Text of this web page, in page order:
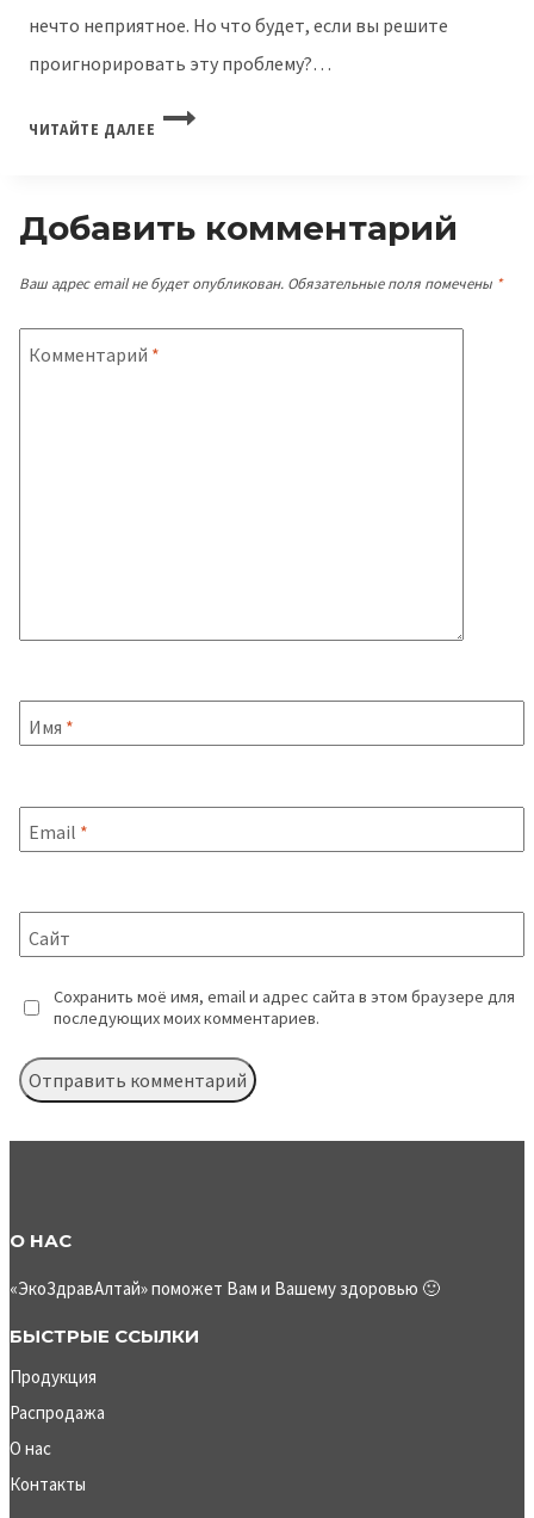
нечто неприятное. Но что будет, если вы решите
проигнорировать эту проблему?…
ЧИТАЙТЕ ДАЛЕЕ
ЗУД
СИГНАЛЫ
ПРОБЛЕМАХ
ГРИБКОМ?
Добавить комментарий
Ваш адрес email не будет опубликован. Обязательные поля помечены *
Комментарий *
Имя *
Email *
Сайт
Сохранить моё имя, email и адрес сайта в этом браузере для
последующих моих комментариев.
О НАС
«ЭкоЗдравАлтай» поможет Вам и Вашему здоровью 🙂
БЫСТРЫЕ ССЫЛКИ
Продукция
Распродажа
О нас
Контакты